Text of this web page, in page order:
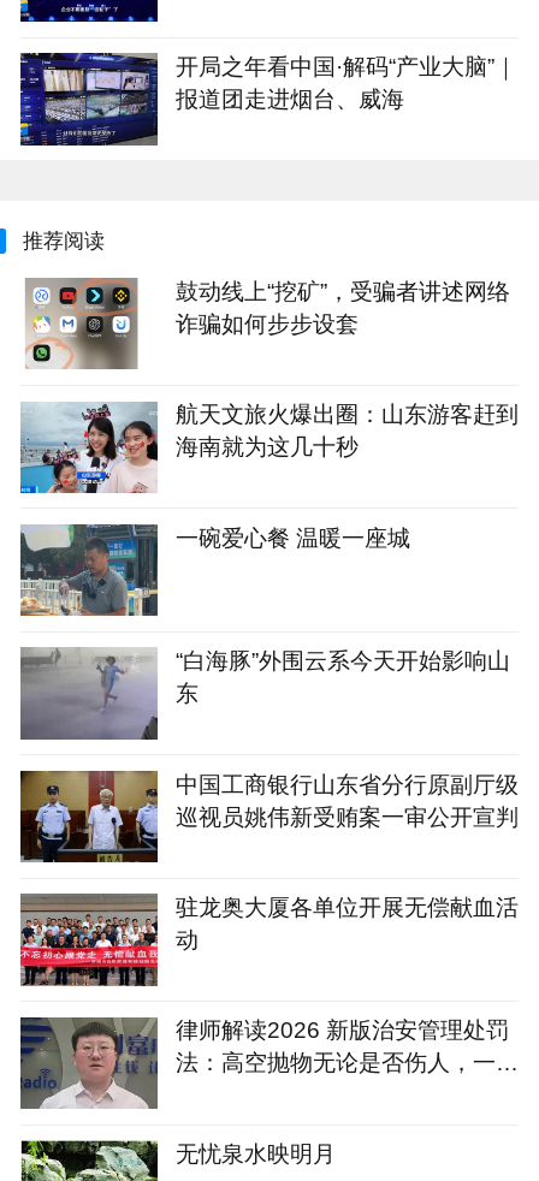
开局之年看中国·解码“产业大脑”｜
报道团走进烟台、威海
推荐阅读
鼓动线上“挖矿”，受骗者讲述网络
诈骗如何步步设套
航天文旅火爆出圈：山东游客赶到
海南就为这几十秒
一碗爱心餐 温暖一座城
“白海豚”外围云系今天开始影响山
东
中国工商银行山东省分行原副厅级
巡视员姚伟新受贿案一审公开宣判
驻龙奥大厦各单位开展无偿献血活
动
律师解读2026 新版治安管理处罚
法：高空抛物无论是否伤人，一律
无忧泉水映明月